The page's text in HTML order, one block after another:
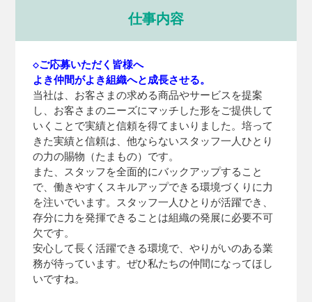
仕事内容
◇ご応募いただく皆様へ
よき仲間がよき組織へと成長させる。
当社は、お客さまの求める商品やサービスを提案
し、お客さまのニーズにマッチした形をご提供して
いくことで実績と信頼を得てまいりました。培って
きた実績と信頼は、他ならないスタッフ一人ひとり
の力の賜物（たまもの）です。
また、スタッフを全面的にバックアップすること
で、働きやすくスキルアップできる環境づくりに力
を注いでいます。スタッフ一人ひとりが活躍でき、
存分に力を発揮できることは組織の発展に必要不可
欠です。
安心して長く活躍できる環境で、やりがいのある業
務が待っています。ぜひ私たちの仲間になってほし
いですね。